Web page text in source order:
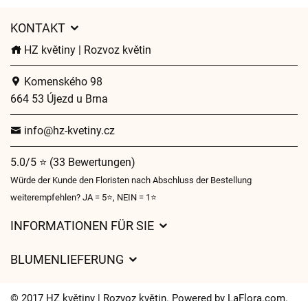
KONTAKT
HZ květiny | Rozvoz květin
Komenského 98
664 53 Újezd u Brna
info@hz-kvetiny.cz
5.0/5 ⭐ (33 Bewertungen)
Würde der Kunde den Floristen nach Abschluss der Bestellung
weiterempfehlen? JA = 5⭐, NEIN = 1⭐
INFORMATIONEN FÜR SIE
Lieferzeiten für Blumen – Übersicht der Möglichkeiten
BLUMENLIEFERUNG
© 2017 HZ květiny | Rozvoz květin. Powered by LaFlora.com.